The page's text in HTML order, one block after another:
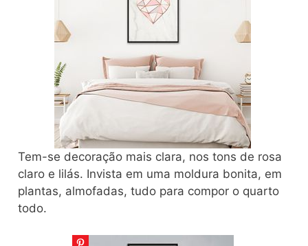
Tem-se decoração mais clara, nos tons de rosa
claro e lilás. Invista em uma moldura bonita, em
plantas, almofadas, tudo para compor o quarto
todo.